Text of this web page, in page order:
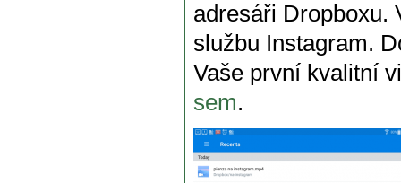
adresáři Dropboxu.
službu Instagram.
Vaše první kvalitní
sem.